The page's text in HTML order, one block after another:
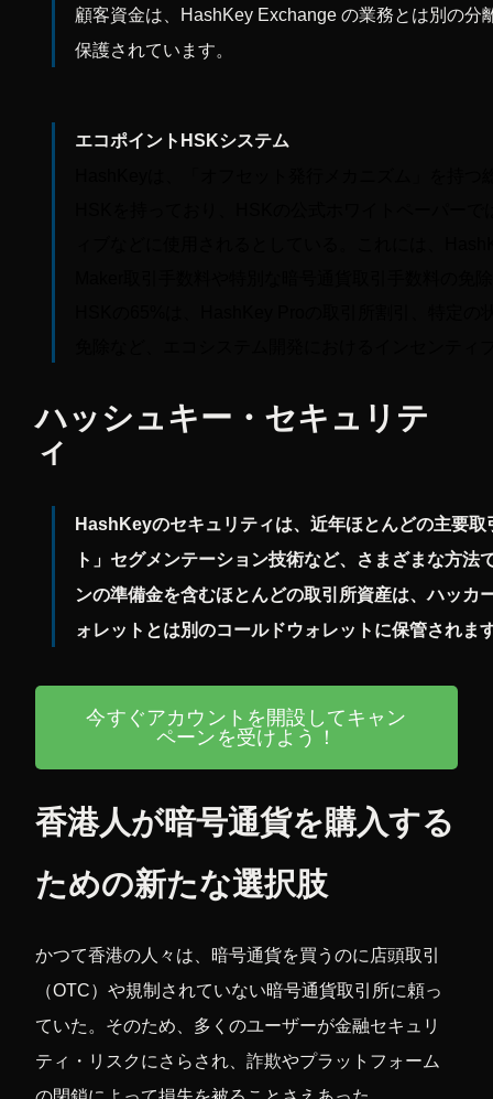
顧客資金は、HashKey Exchange の業務とは別の
保護されています。
エコポイントHSKシステム
ハッシュキー・セキュリテ
ィ
HashKeyのセキュリティは、近年ほとんどの主要
ト」セグメンテーション技術など、さまざまな方
ンの準備金を含むほとんどの取引所資産は、ハッ
ォレットとは別のコールドウォレットに保管されま
今すぐアカウントを開設してキャン
ペーンを受けよう！
香港人が暗号通貨を購入する
ための新たな選択肢
かつて香港の人々は、暗号通貨を買うのに店頭取引
（OTC）や規制されていない暗号通貨取引所に頼っ
ていた。そのため、多くのユーザーが金融セキュリ
ティ・リスクにさらされ、詐欺やプラットフォーム